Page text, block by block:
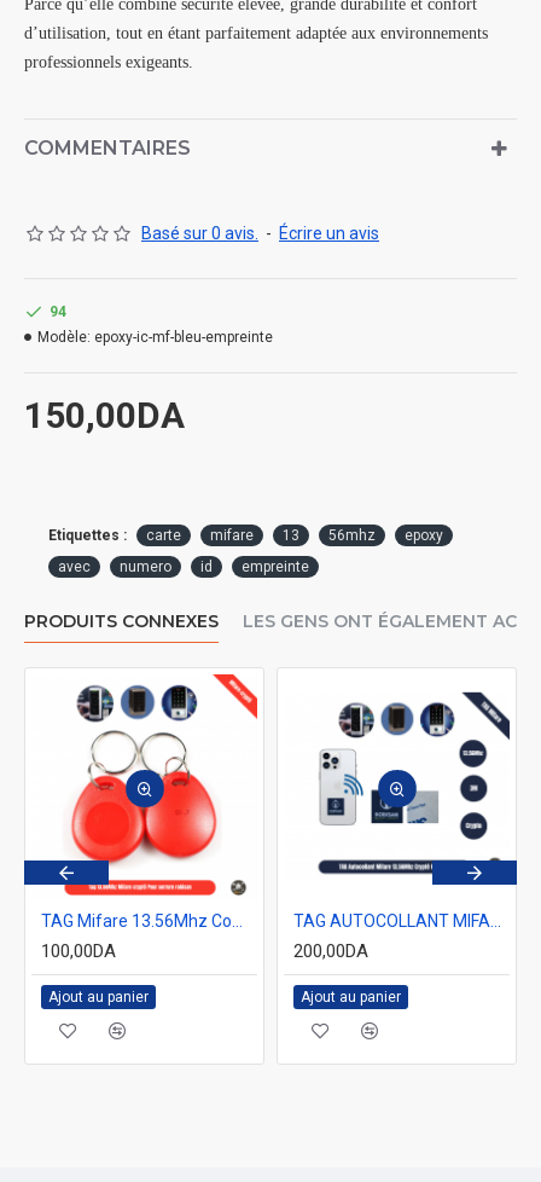
Parce qu’elle combine sécurité élevée, grande durabilité et confort
d’utilisation, tout en étant parfaitement adaptée aux environnements
professionnels exigeants.
COMMENTAIRES
Basé sur 0 avis. - Écrire un avis
150,00DA
94
Modèle: epoxy-ic-mf-bleu-empreinte
Etiquettes : carte mifare 13 56mhz
epoxy
avec
numero id empreinte
PRODUITS CONNEXES LES GENS ONT ÉGALEMENT
100,00DA
Ajout au panier
200,00DA
Ajout au panier